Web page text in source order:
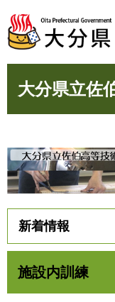
ジ
先
ュ
を
文
へ
大分県立佐
新着情報
施設内訓練